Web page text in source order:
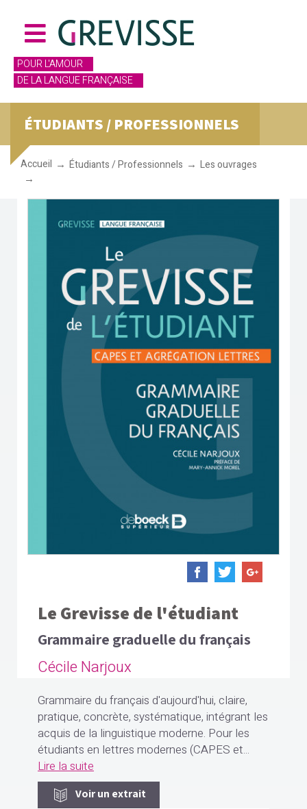
POUR L'AMOUR
DE LA LANGUE FRANÇAISE
ÉTUDIANTS / PROFESSIONNELS
Accueil Étudiants / Professionnels
Les ouvrages
Le Grevisse de l'étudiant
Grammaire graduelle du français
Cécile Narjoux
Grammaire du français d'aujourd'hui, claire,
pratique, concrète, systématique, intégrant les
acquis de la linguistique moderne. Pour les
étudiants en lettres modernes (CAPES et...
Lire la suite
Voir un extrait